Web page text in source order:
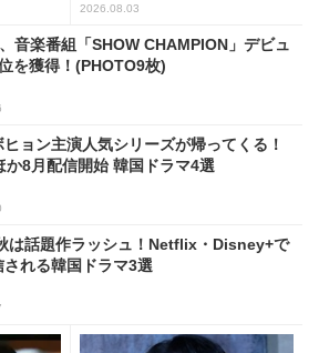
2026.08.03
音楽番組「SHOW CHAMPION」デビュ
を獲得！(PHOTO9枚)
ヒョン主演人気シリーズが帰ってくる！
8月配信開始 韓国ドラマ4選
は話題作ラッシュ！Netflix・Disney+で
される韓国ドラマ3選